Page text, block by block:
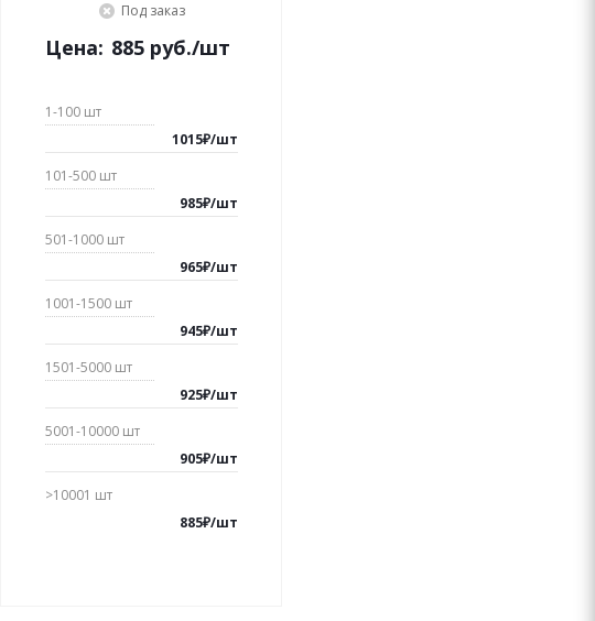
Под заказ
Цена: 885 руб./шт
1-100 шт
1015₽/шт
101-500 шт
985₽/шт
501-1000 шт
965₽/шт
1001-1500 шт
945₽/шт
1501-5000 шт
925₽/шт
5001-10000 шт
905₽/шт
>10001 шт
885₽/шт